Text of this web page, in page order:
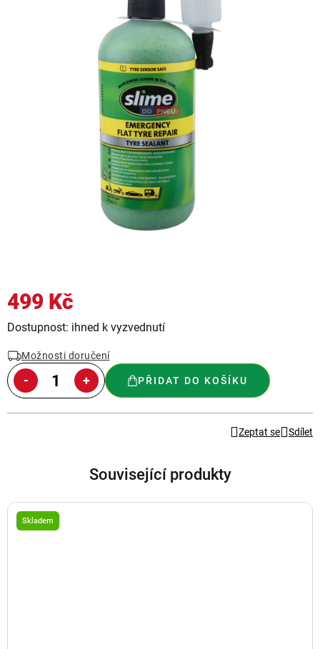
499 Kč
Měrná
Dostupnost: ihned k vyzvednutí
Možnosti doručení
PŘIDAT DO KOŠÍKU
Zeptat se Sdílet
Související produkty
Skladem